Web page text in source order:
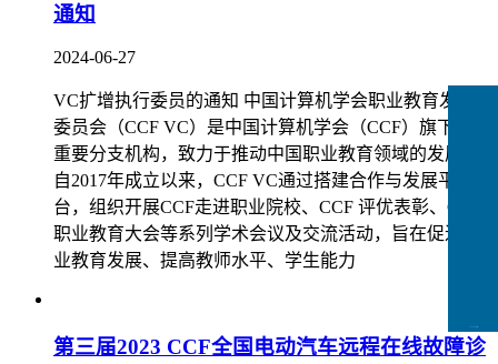
通知
2024-06-27
VC扩增执行委员的通知 中国计算机学会职业教育发展
委员会（CCF VC）是中国计算机学会（CCF）旗下的
重要分支机构，致力于推动中国职业教育领域的发展。
自2017年成立以来，CCF VC通过搭建合作与发展平
台，组织开展CCF走进职业院校、CCF 评优表彰、CCF
职业教育大会等系列学术会议及交流活动，旨在促进职
业教育发展、提高教师水平、学生能力
第三届2023 CCF全国电动汽车远程在线故障诊